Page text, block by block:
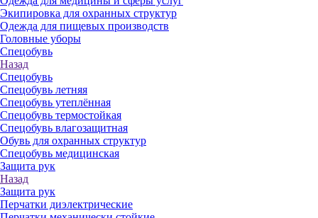
Экипировка для охранных структур
Одежда для пищевых производств
Головные уборы
Спецобувь
Назад
Спецобувь
Спецобувь летняя
Спецобувь утеплённая
Спецобувь термостойкая
Спецобувь влагозащитная
Обувь для охранных структур
Спецобувь медицинская
Защита рук
Назад
Защита рук
Перчатки диэлектрические